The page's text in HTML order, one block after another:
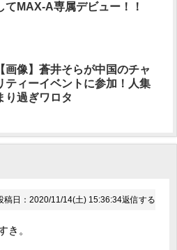
てMAX-A専属デビュー！！
【画像】蒼井そらが中国のチャ
ティーイベントに参加！人集
り過ぎワロタ
稿日：2020/11/14(土) 15:36:34返信する
き。